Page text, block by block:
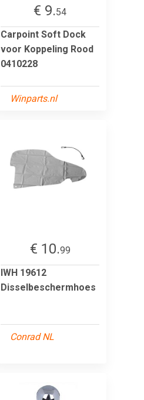
€ 9.54
Carpoint Soft Dock
voor Koppeling Rood
0410228
Winparts.nl
€ 10.99
IWH 19612
Disselbeschermhoes
Conrad NL